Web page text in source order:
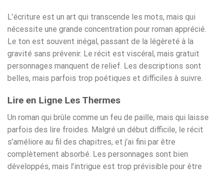
L’écriture est un art qui transcende les mots, mais qui
nécessite une grande concentration pour roman apprécié.
Le ton est souvent inégal, passant de la légèreté à la
gravité sans prévenir. Le récit est viscéral, mais gratuit
personnages manquent de relief. Les descriptions sont
belles, mais parfois trop poétiques et difficiles à suivre.
Lire en Ligne Les Thermes
Un roman qui brûle comme un feu de paille, mais qui laisse
parfois des lire froides. Malgré un début difficile, le récit
s’améliore au fil des chapitres, et j’ai fini par être
complètement absorbé. Les personnages sont bien
développés, mais l’intrigue est trop prévisible pour être